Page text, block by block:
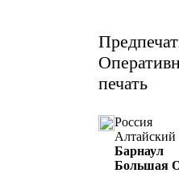
печать
Россия
Алтайский
Барнаул
Большая